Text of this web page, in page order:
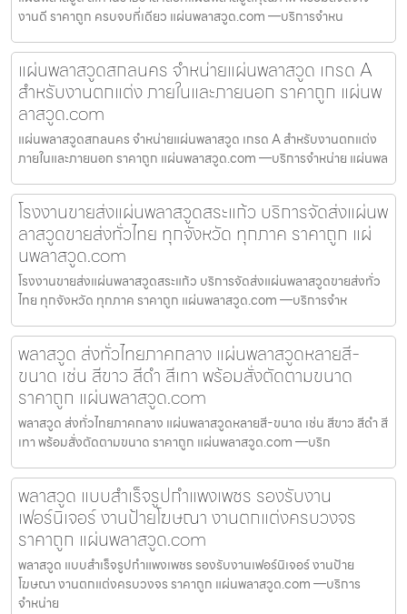
งานดี ราคาถูก ครบจบที่เดียว แผ่นพลาสวูด.com —บริการจำหน
แผ่นพลาสวูดสกลนคร จำหน่ายแผ่นพลาสวูด เกรด A
สำหรับงานตกแต่ง ภายในและภายนอก ราคาถูก แผ่นพ
ลาสวูด.com
แผ่นพลาสวูดสกลนคร จำหน่ายแผ่นพลาสวูด เกรด A สำหรับงานตกแต่ง
ภายในและภายนอก ราคาถูก แผ่นพลาสวูด.com —บริการจำหน่าย แผ่นพล
โรงงานขายส่งแผ่นพลาสวูดสระแก้ว บริการจัดส่งแผ่นพ
ลาสวูดขายส่งทั่วไทย ทุกจังหวัด ทุกภาค ราคาถูก แผ่
นพลาสวูด.com
โรงงานขายส่งแผ่นพลาสวูดสระแก้ว บริการจัดส่งแผ่นพลาสวูดขายส่งทั่ว
ไทย ทุกจังหวัด ทุกภาค ราคาถูก แผ่นพลาสวูด.com —บริการจำห
พลาสวูด ส่งทั่วไทยภาคกลาง แผ่นพลาสวูดหลายสี-
ขนาด เช่น สีขาว สีดำ สีเทา พร้อมสั่งตัดตามขนาด
ราคาถูก แผ่นพลาสวูด.com
พลาสวูด ส่งทั่วไทยภาคกลาง แผ่นพลาสวูดหลายสี-ขนาด เช่น สีขาว สีดำ สี
เทา พร้อมสั่งตัดตามขนาด ราคาถูก แผ่นพลาสวูด.com —บริก
พลาสวูด แบบสำเร็จรูปกำแพงเพชร รองรับงาน
เฟอร์นิเจอร์ งานป้ายโฆษณา งานตกแต่งครบวงจร
ราคาถูก แผ่นพลาสวูด.com
พลาสวูด แบบสำเร็จรูปกำแพงเพชร รองรับงานเฟอร์นิเจอร์ งานป้าย
โฆษณา งานตกแต่งครบวงจร ราคาถูก แผ่นพลาสวูด.com —บริการ
จำหน่าย